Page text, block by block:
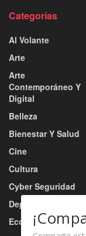
Categorías
Al Volante
Arte
Arte
Contemporáneo Y
Digital
Belleza
Bienestar Y Salud
Cine
Cultura
Cyber Seguridad
Deportes
Economía